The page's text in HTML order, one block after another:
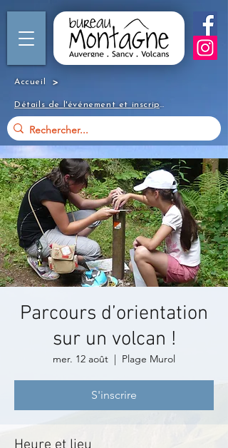
Accueil >
Détails de l'événement et inscription
Parcours d’orientation
sur un volcan !
mer. 12 août
  |
Plage Murol
S'inscrire